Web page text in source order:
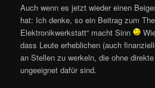
Auch wenn es jetzt wieder einen
hat: Ich denke, so ein Beitrag zum
Elektronikwerkstatt“ macht Sinn
dass Leute erheblichen (auch
an Stellen zu werkeln, die ohne
ungeeignet dafür sind.